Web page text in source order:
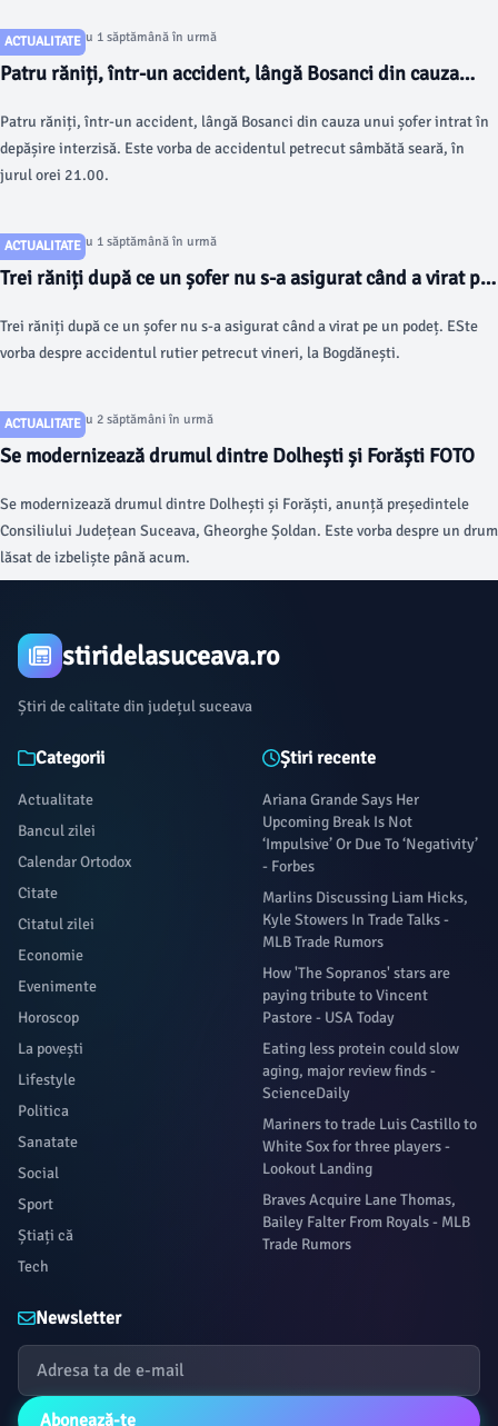
ACTUALITATE
Articol postat cu 1 săptămână în urmă
Patru răniți, într-un accident, lângă Bosanci din cauza
Patru răniți, într-un accident, lângă Bosanci din cauza unui șofer intrat în
depășire interzisă. Este vorba de accidentul petrecut sâmbătă seară, în
jurul orei 21.00.
ACTUALITATE
Articol postat cu 1 săptămână în urmă
Trei răniți după ce un șofer nu s-a asigurat când a virat pe
Trei răniți după ce un șofer nu s-a asigurat când a virat pe un podeț. ESte
vorba despre accidentul rutier petrecut vineri, la Bogdănești.
ACTUALITATE
Articol postat cu 2 săptămâni în urmă
Se modernizează drumul dintre Dolhești și Forăști FOTO
Se modernizează drumul dintre Dolhești și Forăști, anunță președintele
Consiliului Județean Suceava, Gheorghe Șoldan. Este vorba despre un drum
lăsat de izbeliște până acum.
stiridelasuceava.ro
Știri de calitate din județul suceava
Categorii
Actualitate
Bancul zilei
Calendar Ortodox
Citate
Citatul zilei
Economie
Evenimente
Horoscop
La povești
Lifestyle
Politica
Sanatate
Social
Sport
Știați că
Tech
Știri recente
Ariana Grande Says Her
Upcoming Break Is Not
‘Impulsive’ Or Due To ‘Negativity’
- Forbes
Marlins Discussing Liam Hicks,
Kyle Stowers In Trade Talks -
MLB Trade Rumors
How 'The Sopranos' stars are
paying tribute to Vincent
Pastore - USA Today
Eating less protein could slow
aging, major review finds -
ScienceDaily
Mariners to trade Luis Castillo to
White Sox for three players -
Lookout Landing
Braves Acquire Lane Thomas,
Bailey Falter From Royals - MLB
Trade Rumors
Newsletter
Abonează-te